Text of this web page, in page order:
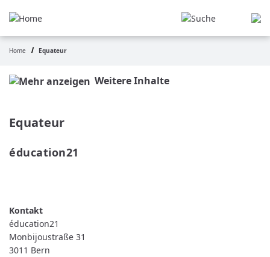
au
principal
Fil
d'Ariane
Home Equateur
Weitere Inhalte
Equateur
éducation21
éducation21
Monbijoustraße 31
3011 Bern